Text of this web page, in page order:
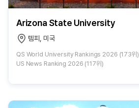
Arizona State University
템피, 미국
QS World University Rankings 2026 (173위)
US News Ranking 2026 (117위)